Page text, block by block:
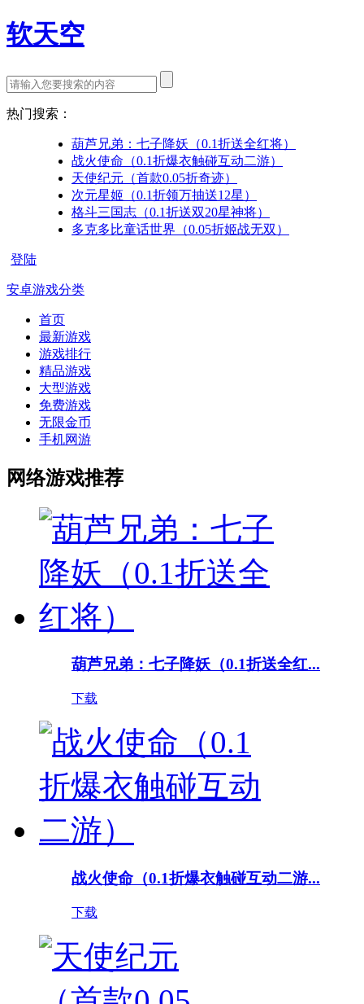
软天空
热门搜索：
葫芦兄弟：七子降妖（0.1折送全红将）
战火使命（0.1折爆衣触碰互动二游）
天使纪元（首款0.05折奇迹）
次元星姬（0.1折领万抽送12星）
格斗三国志（0.1折送双20星神将）
多克多比童话世界（0.05折姬战无双）
登陆
安卓游戏分类
首页
最新游戏
游戏排行
精品游戏
大型游戏
免费游戏
无限金币
手机网游
网络游戏推荐
葫芦兄弟：七子降妖（0.1折送全红...
下载
战火使命（0.1折爆衣触碰互动二游...
下载